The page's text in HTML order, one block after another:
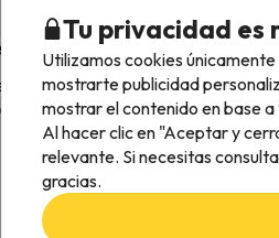
De pago Se
Tu privacidad es
Utilizamos cookies
mostrarte publicidad
mostrar el contenido en base
Al hacer clic en "Aceptar y
relevante. Si necesitas
gracias.